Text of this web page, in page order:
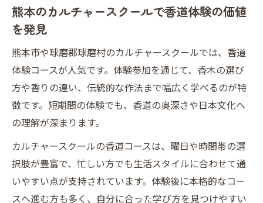
熊本のカルチャースクールで香道体験の価値
を発見
熊本市や球磨郡球磨村のカルチャースクールでは、香道
体験コースが人気です。体験参加を通じて、香木の選び
方や香りの違い、伝統的な作法まで幅広く学べるのが特
徴です。短期間の体験でも、香道の奥深さや日本文化へ
の理解が深まります。
カルチャースクールの香道コースは、曜日や時間帯の選
択肢が豊富で、忙しい方でも生活スタイルに合わせて通
いやすい点が支持されています。体験後に本格的なコー
スへ進む方も多く、自分に合った学び方を見つけやすい